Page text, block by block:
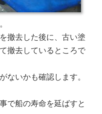
撤去した後に、古い塗
撤去しているところで
ないかも確認します。
で船の寿命を延ばすと